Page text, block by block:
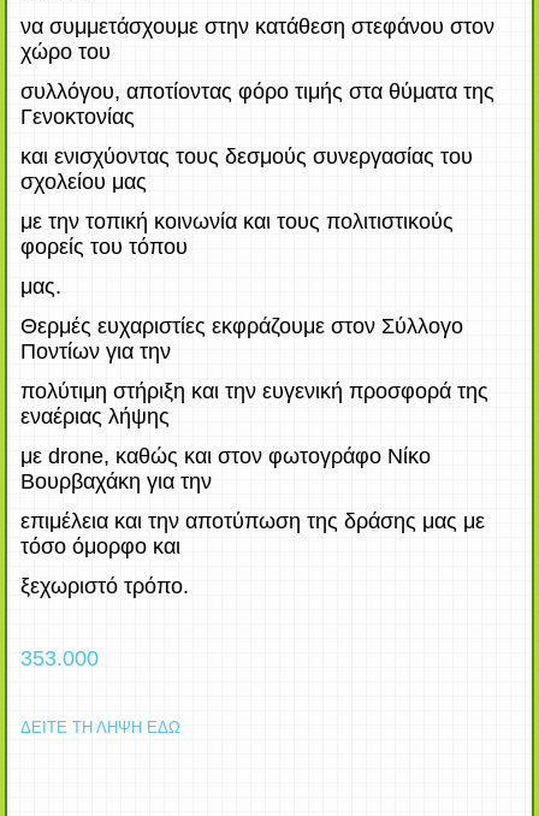
να συμμετάσχουμε στην κατάθεση στεφάνου στον
χώρο του
συλλόγου, αποτίοντας φόρο τιμής στα θύματα της
Γενοκτονίας
και ενισχύοντας τους δεσμούς συνεργασίας του
σχολείου μας
με την τοπική κοινωνία και τους πολιτιστικούς
φορείς του τόπου
μας.
Θερμές ευχαριστίες εκφράζουμε στον Σύλλογο
Ποντίων για την
πολύτιμη στήριξη και την ευγενική προσφορά της
εναέριας λήψης
με drone, καθώς και στον φωτογράφο Νίκο
Βουρβαχάκη για την
επιμέλεια και την αποτύπωση της δράσης μας με
τόσο όμορφο και
ξεχωριστό τρόπο.
353.000
ΔΕΙΤΕ ΤΗ ΛΗΨΗ ΕΔΩ